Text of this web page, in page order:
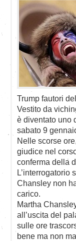
Trump fautori
Vestito da
è diventato uno
sabato 9
Nelle scorse
giudice nel
conferma della
L’interrogatorio
Chansley non
carico.
Martha
all’uscita del
sulle ore
bene ma non